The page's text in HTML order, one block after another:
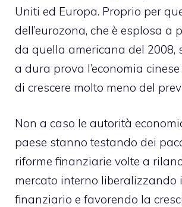
Uniti ed Europa. Proprio per
dell’eurozona, che è esplosa a
da quella americana del 2008,
a dura prova l’economia
di crescere molto meno del
Non a caso le autorità
paese stanno testando dei
riforme finanziarie volte a
mercato interno liberalizzando
finanziario e favorendo la